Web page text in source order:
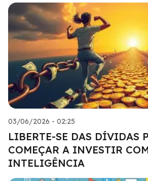
03/06/2026 - 02:25
LIBERTE-SE DAS DÍVIDAS
COMEÇAR A INVESTIR
INTELIGÊNCIA